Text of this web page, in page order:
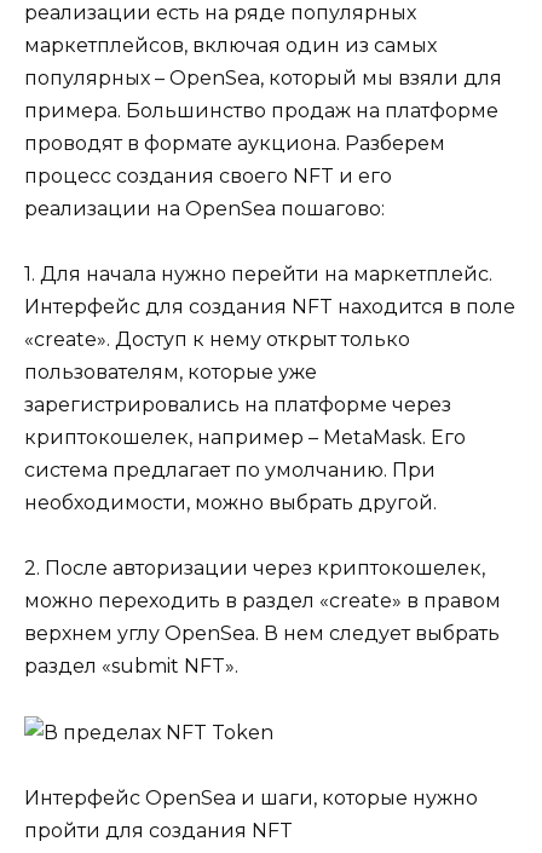
реализации есть на ряде популярных
маркетплейсов, включая один из самых
популярных – OpenSea, который мы взяли для
примера. Большинство продаж на платформе
проводят в формате аукциона. Разберем
процесс создания своего NFT и его
реализации на OpenSea пошагово:
1. Для начала нужно перейти на маркетплейс.
Интерфейс для создания NFT находится в поле
«create». Доступ к нему открыт только
пользователям, которые уже
зарегистрировались на платформе через
криптокошелек, например – MetaMask. Его
система предлагает по умолчанию. При
необходимости, можно выбрать другой.
2. После авторизации через криптокошелек,
можно переходить в раздел «create» в правом
верхнем углу OpenSea. В нем следует выбрать
раздел «submit NFT».
Интерфейс OpenSea и шаги, которые нужно
пройти для создания NFT